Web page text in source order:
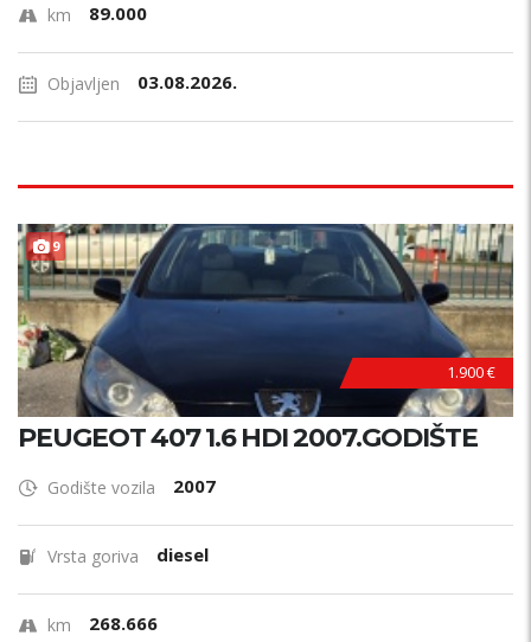
km 89.000
Objavljen 03.08.2026.
9
1.900 €
PEUGEOT 407 1.6 HDI 2007.GODIŠTE
Godište vozila 2007
Vrsta goriva diesel
km 268.666